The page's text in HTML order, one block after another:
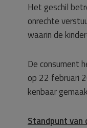
Het geschil
onrechte
waarin de
De consument
op 22 februari
kenbaar
Standpunt van